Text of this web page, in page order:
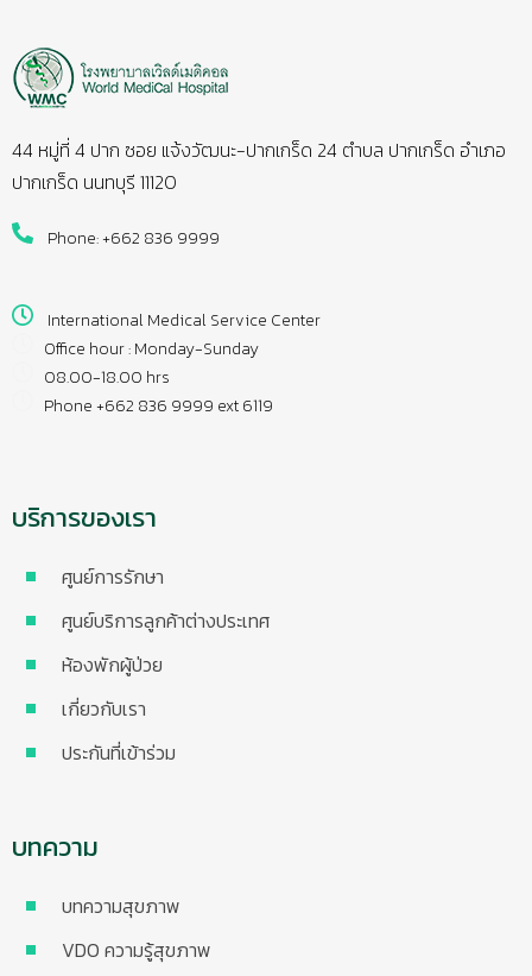
44 หมู่ที่ 4 ปาก ซอย แจ้งวัฒนะ-ปากเกร็ด 24 ตำบล ปากเกร็ด อำเภอ
ปากเกร็ด นนทบุรี 11120
Phone: +662 836 9999
International Medical Service Center
Office hour : Monday-Sunday
08.00-18.00 hrs
Phone +662 836 9999 ext 6119
บริการของเรา
ศูนย์การรักษา
ศูนย์บริการลูกค้าต่างประเทศ
ห้องพักผู้ป่วย
เกี่ยวกับเรา
ประกันที่เข้าร่วม
บทความ
บทความสุขภาพ
VDO ความรู้สุขภาพ